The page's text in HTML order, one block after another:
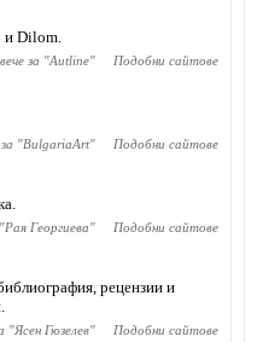
и Dilom.
за "Autline" Подобни сайтове
"BulgariaArt" Подобни сайтове
Рая Георгиева" Подобни сайтове
рецензии и
"Ясен Гюзелев" Подобни сайтове